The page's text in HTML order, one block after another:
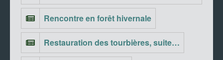
Rencontre en forêt hivernale
Restauration des tourbières, suite…